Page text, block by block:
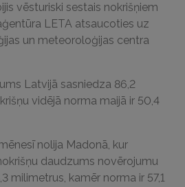
vēsturiski sestais nokrišņiem
LETA atsaucoties uz
un meteoroloģijas centra
Latvijā sasniedza 86,2
vidējā norma maijā ir 50,4
nolija Madonā, kur
daudzums novērojumu
milimetrus, kamēr norma ir 57,1